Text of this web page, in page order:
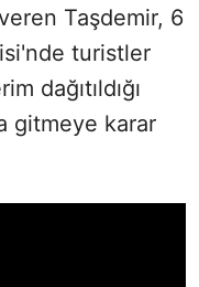
Taşdemir, 6
turistler
dağıtıldığı
gitmeye karar